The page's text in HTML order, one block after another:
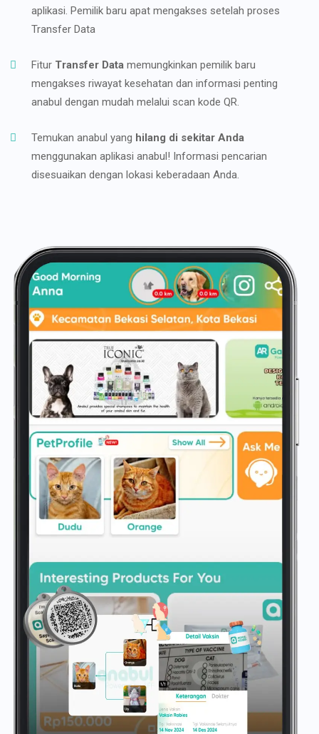
aplikasi. Pemilik baru apat mengakses setelah proses
Transfer Data
Fitur Transfer Data memungkinkan pemilik baru
mengakses riwayat kesehatan dan informasi penting
anabul dengan mudah melalui scan kode QR.
Temukan anabul yang hilang di sekitar Anda
menggunakan aplikasi anabul! Informasi pencarian
disesuaikan dengan lokasi keberadaan Anda.